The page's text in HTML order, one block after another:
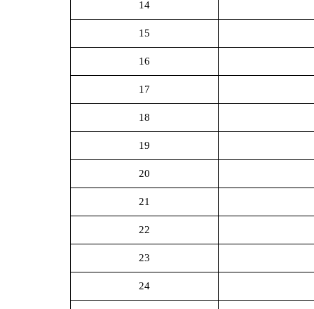
14
15
16
17
18
19
20
21
22
23
24